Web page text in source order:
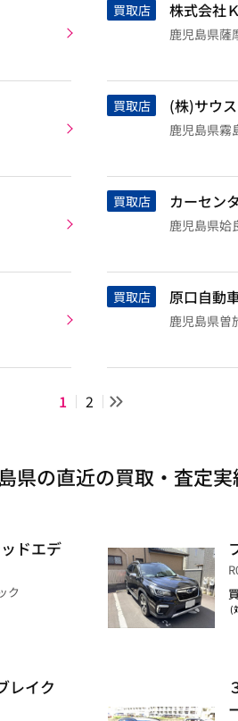
買取店 株式会社
鹿児島県薩
買取店 (株)サウ
鹿児島県霧
買取店 カーセン
鹿児島県姶
買取店 原口自動
鹿児島県曽
1 2
県の直近の買取・査定実
ドエデ
ク
(
レイク